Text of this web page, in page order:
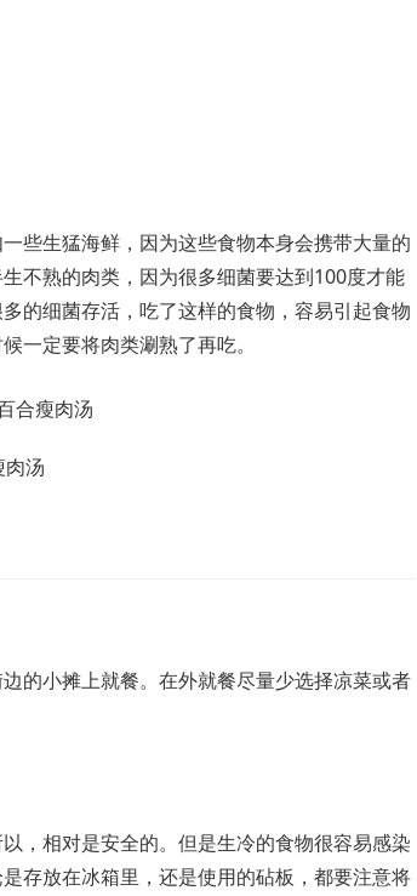
些生猛海鲜，因为这些食物本身会携带大量的
不熟的肉类，因为很多细菌要达到100度才能
的细菌存活，吃了这样的食物，容易引起食物
一定要将肉类涮熟了再吃。
肉汤
的小摊上就餐。在外就餐尽量少选择凉菜或者
，相对是安全的。但是生冷的食物很容易感染
存放在冰箱里，还是使用的砧板，都要注意将